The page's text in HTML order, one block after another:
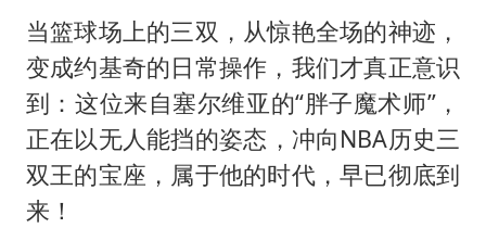
《欢迎来龙餐馆》口碑
检测列车撞人致11死2伤 涉事单位被罚
泰国初中生饮弹自尽前开了26枪
酒店花洒现排泄物住客索赔遭拒
夏日经济乘“热”而上 消费市场向“新”而行
当篮球场上的三双，从惊艳全场的神迹，
变成约基奇的日常操作，我们才真正意识
到：这位来自塞尔维亚的“胖子魔术师”，
正在以无人能挡的姿态，冲向NBA历史三
双王的宝座，属于他的时代，早已彻底到
来！